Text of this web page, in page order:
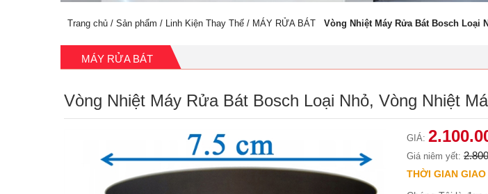
Trang chủ / Sản phẩm / Linh Kiện Thay Thế / MÁY RỬA BÁT Vòng Nhiệt Máy Rửa Bát Bosch Loại
MÁY RỬA BÁT
Vòng Nhiệt Máy Rửa Bát Bosch Loại Nhỏ, Vòng Nhiệt
GIÁ:
Giá niêm yết:
THỜI GIAN